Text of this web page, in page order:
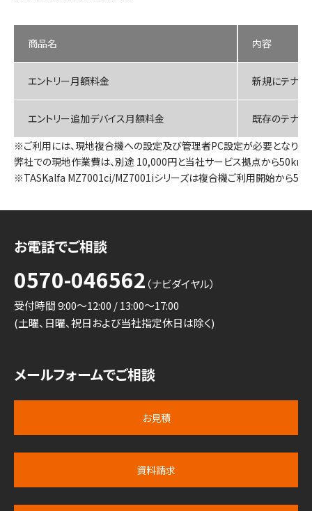
商品名 内容
エントリー月額料金 新規にテナン
エントリー追加デバイス月額料金
既存のテナン
ご利用には、現地複合機への設定及び管理者PC設定が必要となりま
弊社での現地作業費は、別途 10,000円と当社サービス拠点から50km
TASKalfa MZ7001ci/MZ7001iシリーズは複合機ご利用開始から5年
お電話でご相談
0570-046562 （ナビダイヤル）
受付時間 9:00～12:00 / 13:00～17:00
(土曜、日曜、祝日および当社指定休日は除く)
メールフォームでご相談
お見積
資料請求